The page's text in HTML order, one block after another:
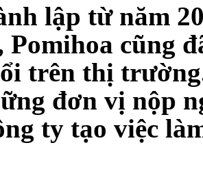
lập từ năm
Pomihoa cũng
trên thị
đơn vị nộp
ty tạo việc